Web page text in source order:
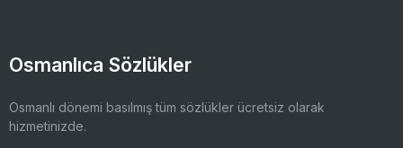
Osmanlıca Sözlükler
Osmanlı dönemi basılmış tüm sözlükler ücretsiz olarak
hizmetinizde.